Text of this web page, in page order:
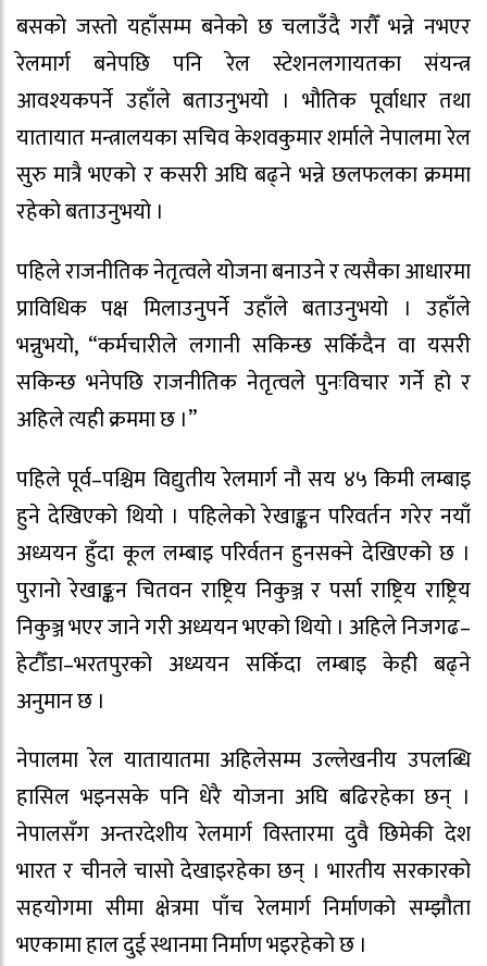
बसको जस्तो यहाँसम्म बनेको छ चलाउँदै गरौँ भन्ने नभएर
रेलमार्ग बनेपछि पनि रेल स्टेशनलगायतका संयन्त्र
आवश्यकपर्ने उहाँले बताउनुभयो । भौतिक पूर्वाधार तथा
यातायात मन्त्रालयका सचिव केशवकुमार शर्माले नेपालमा रेल
सुरु मात्रै भएको र कसरी अघि बढ्ने भन्ने छलफलका क्रममा
रहेको बताउनुभयो ।
पहिले राजनीतिक नेतृत्वले योजना बनाउने र त्यसैका आधारमा
प्राविधिक पक्ष मिलाउनुपर्ने उहाँले बताउनुभयो । उहाँले
भन्नुभयो, “कर्मचारीले लगानी सकिन्छ सकिँदैन वा यसरी
सकिन्छ भनेपछि राजनीतिक नेतृत्वले पुनःविचार गर्ने हो र
अहिले त्यही क्रममा छ ।”
पहिले पूर्व–पश्चिम विद्युतीय रेलमार्ग नौ सय ४५ किमी लम्बाइ
हुने देखिएको थियो । पहिलेको रेखाङ्कन परिवर्तन गरेर नयाँ
अध्ययन हुँदा कूल लम्बाइ परिर्वतन हुनसक्ने देखिएको छ ।
पुरानो रेखाङ्कन चितवन राष्ट्रिय निकुञ्ज र पर्सा राष्ट्रिय राष्ट्रिय
निकुञ्ज भएर जाने गरी अध्ययन भएको थियो । अहिले निजगढ–
हेटौँडा–भरतपुरको अध्ययन सकिँदा लम्बाइ केही बढ्ने
अनुमान छ ।
नेपालमा रेल यातायातमा अहिलेसम्म उल्लेखनीय उपलब्धि
हासिल भइनसके पनि धेरै योजना अघि बढिरहेका छन् ।
नेपालसँग अन्तरदेशीय रेलमार्ग विस्तारमा दुवै छिमेकी देश
भारत र चीनले चासो देखाइरहेका छन् । भारतीय सरकारको
सहयोगमा सीमा क्षेत्रमा पाँच रेलमार्ग निर्माणको सम्झौता
भएकामा हाल दुई स्थानमा निर्माण भइरहेको छ ।